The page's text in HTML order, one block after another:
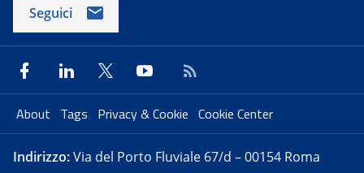
Seguici
About Tags Privacy & Cookie Cookie Center
Indirizzo:Via del Porto Fluviale 67/d – 00154 Roma